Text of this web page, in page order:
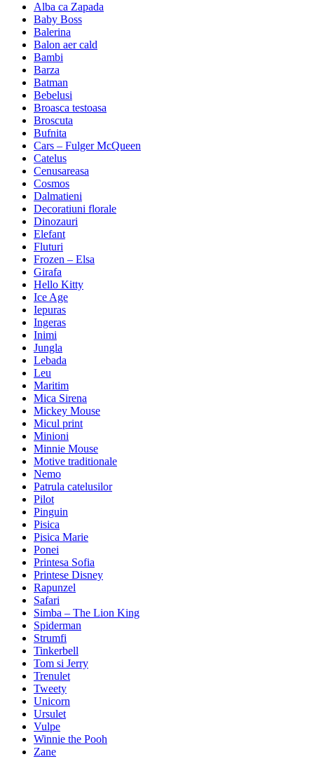
Alba ca Zapada
Baby Boss
Balerina
Balon aer cald
Bambi
Barza
Batman
Bebelusi
Broasca testoasa
Broscuta
Bufnita
Cars – Fulger McQueen
Catelus
Cenusareasa
Cosmos
Dalmatieni
Decoratiuni florale
Dinozauri
Elefant
Fluturi
Frozen – Elsa
Girafa
Hello Kitty
Ice Age
Iepuras
Ingeras
Inimi
Jungla
Lebada
Leu
Maritim
Mica Sirena
Mickey Mouse
Micul print
Minioni
Minnie Mouse
Motive traditionale
Nemo
Patrula catelusilor
Pilot
Pinguin
Pisica
Pisica Marie
Ponei
Printesa Sofia
Printese Disney
Rapunzel
Safari
Simba – The Lion King
Spiderman
Strumfi
Tinkerbell
Tom si Jerry
Trenulet
Tweety
Unicorn
Ursulet
Vulpe
Winnie the Pooh
Zane